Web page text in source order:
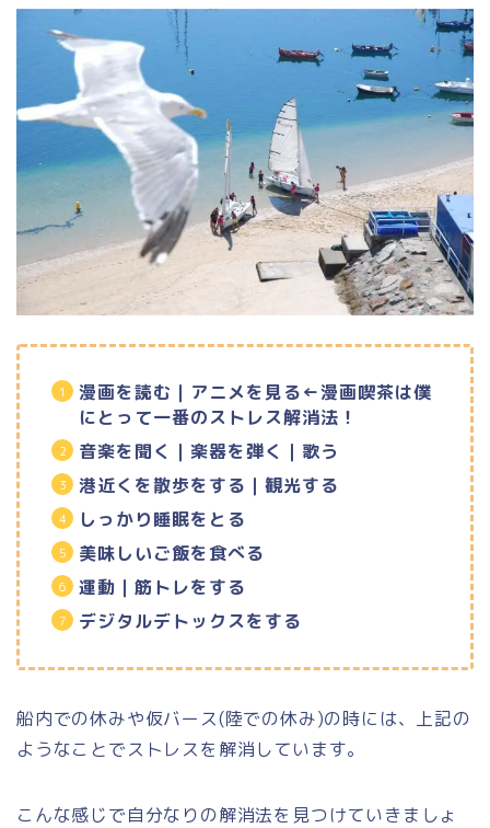
漫画を読む｜アニメを見る←漫画喫茶は僕
にとって一番のストレス解消法！
音楽を聞く｜楽器を弾く｜歌う
港近くを散歩をする｜観光する
しっかり睡眠をとる
美味しいご飯を食べる
運動｜筋トレをする
デジタルデトックスをする
船内での休みや仮バース(陸での休み)の時には、上記の
ようなことでストレスを解消しています。
こんな感じで自分なりの解消法を見つけていきましょ